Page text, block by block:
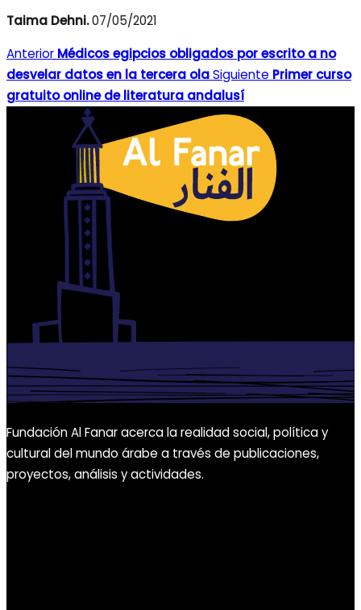
Taima Dehni.07/05/2021
Anterior Médicos egipcios obligados por escrito a no
desvelar datos en la tercera olaSiguiente Primer curso
gratuito online de literatura andalusí
Fundación Al Fanar acerca la realidad social, política y
cultural del mundo árabe a través de publicaciones,
proyectos, análisis y actividades.